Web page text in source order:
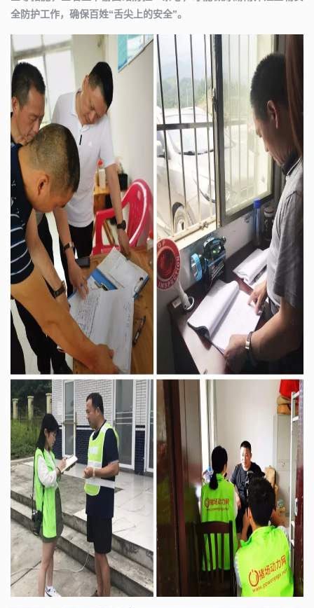
全防护工作，确保百姓“舌尖上的安全”。